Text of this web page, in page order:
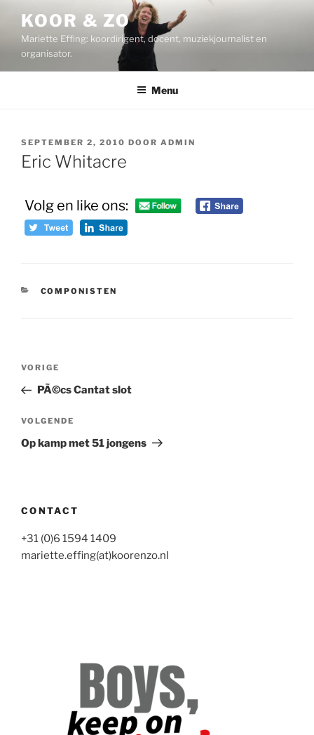
inhoud
KOOR & ZO
Mariette Effing: koordirigent, docent, muziekjournalist en
organisator.
Menu
GEPLAATST
OP
SEPTEMBER 2, 2010 DOOR ADMIN
Eric Whitacre
Volg en like ons:
CATEGORIEËN
COMPONISTEN
Bericht
navigatie
Vorig
bericht
VORIGE
PÃ©cs Cantat slot
Volgend
bericht
VOLGENDE
Op kamp met 51 jongens
CONTACT
+31 (0)6 1594 1409
mariette.effing(at)koorenzo.nl